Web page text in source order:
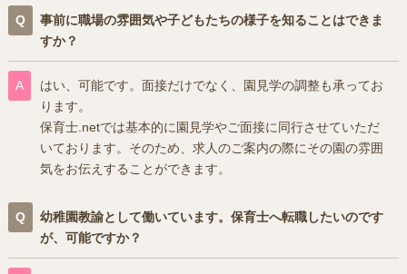
事前に職場の雰囲気や子どもたちの様子を知ることはできま
すか？
はい、可能です。面接だけでなく、園見学の調整も承ってお
ります。
保育士.netでは基本的に園見学やご面接に同行させていただ
いております。そのため、求人のご案内の際にその園の雰囲
気をお伝えすることができます。
幼稚園教諭として働いています。保育士へ転職したいのです
が、可能ですか？